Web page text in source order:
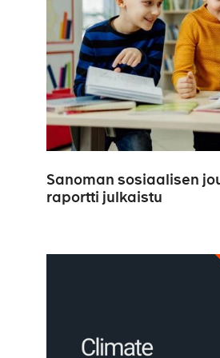
Sanoman sosiaalisen
raportti julkaistu